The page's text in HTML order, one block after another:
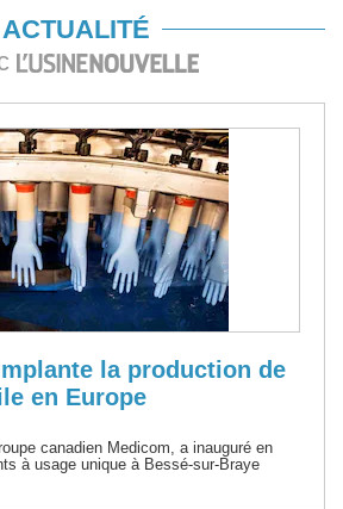
ACTUALITÉ
la production de
en Europe
canadien Medicom, a inauguré en
à usage unique à Bessé-sur-Braye